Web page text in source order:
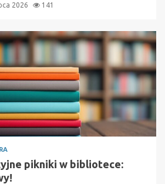
2026 141
pikniki w bibliotece: